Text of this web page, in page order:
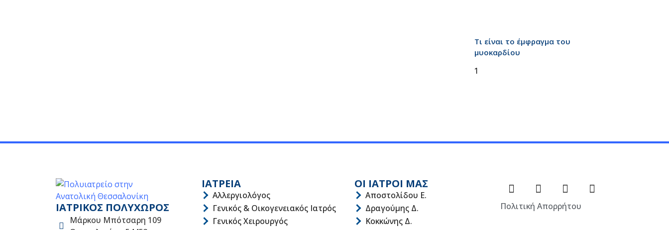
Τι είναι το έμφραγμα του
μυοκαρδίου
ΙΑΤΡΙΚΟΣ ΠΟΛΥΧΩΡΟΣ
Μάρκου Μπότσαρη 109
ΙΑΤΡΕΙΑ
Αλλεργιολόγος
Γενικός & Οικογενειακός Ιατρός
Γενικός Χειρουργός
ΟΙ ΙΑΤΡΟΙ ΜΑΣ
Αποστολίδου Ε.
Δραγούμης Δ.
Κοκκώνης Δ.
Πολιτική Απορρήτου